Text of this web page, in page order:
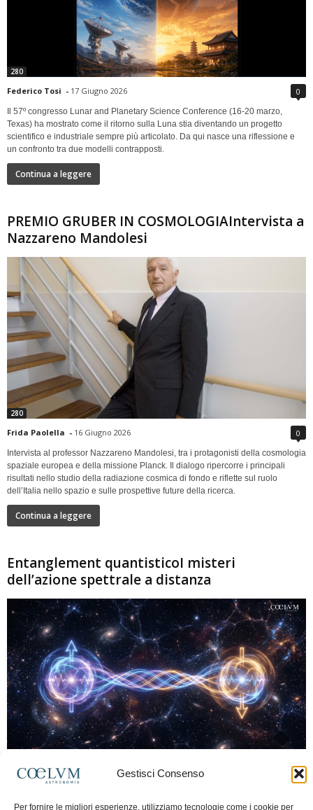
Gestisci Consenso
Per fornire le migliori esperienze, utilizziamo tecnologie come i cookie per
280
Federico Tosi - 17 Giugno 2026 0
Il 57º congresso Lunar and Planetary Science Conference (16-20 marzo,
Texas) ha mostrato come il ritorno sulla Luna stia diventando un progetto
scientifico e industriale sempre più articolato. Da qui nasce una riflessione e
un confronto tra due modelli contrapposti.
Continua a leggere
PREMIO GRUBER IN COSMOLOGIAIntervista a
Nazzareno Mandolesi
280
Frida Paolella - 16 Giugno 2026 0
Intervista al professor Nazzareno Mandolesi, tra i protagonisti della cosmologia
spaziale europea e della missione Planck. Il dialogo ripercorre i principali
risultati nello studio della radiazione cosmica di fondo e riflette sul ruolo
dell’Italia nello spazio e sulle prospettive future della ricerca.
Continua a leggere
Entanglement quantisticoI misteri
dell’azione spettrale a distanza
Marco Lorrai - 15 Giugno 2026 0
moderna: due particelle possono mostrare correlazioni che sembrano ignorare